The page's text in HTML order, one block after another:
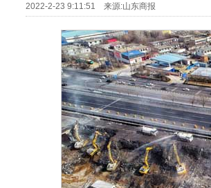
2022-2-23 9:11:51 来源:山东商报